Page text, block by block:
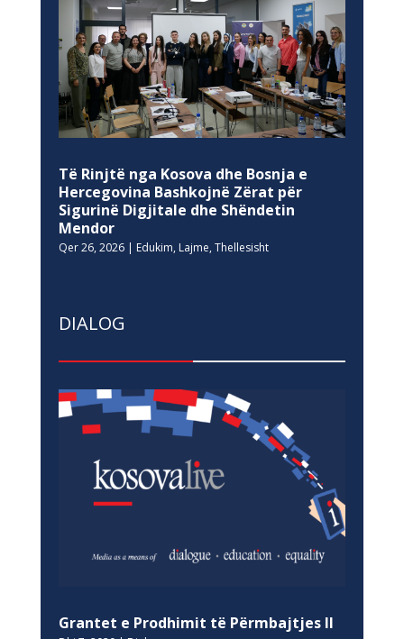
Të Rinjtë nga Kosova dhe Bosnja e
Hercegovina Bashkojnë Zërat për
Sigurinë Digjitale dhe Shëndetin
Mendor
Qer 26, 2026| Edukim, Lajme, Thellesisht
DIALOG
Grantet e Prodhimit të Përmbajtjes II